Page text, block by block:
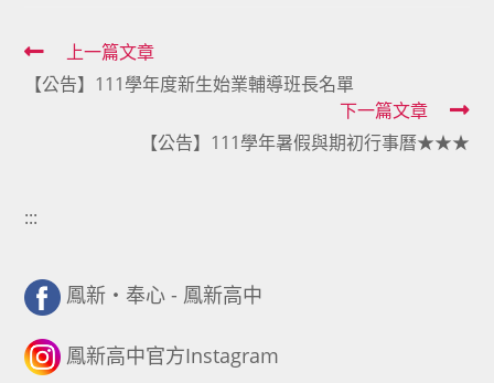
Read
more
上一篇文章
【公告】111學年度新生始業輔導班長名單
下一篇文章
【公告】111學年暑假與期初行事曆★★★
:::
鳳新・奉心 - 鳳新高中
鳳新高中官方Instagram